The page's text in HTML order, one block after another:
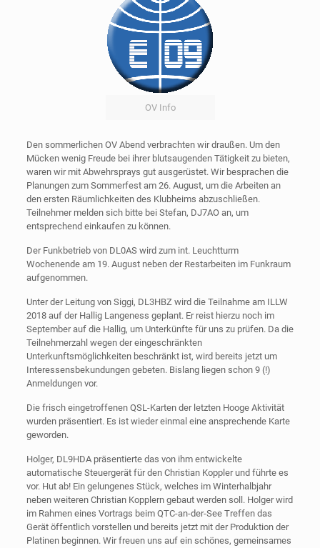
OV Info
Den sommerlichen OV Abend verbrachten wir draußen. Um den
Mücken wenig Freude bei ihrer blutsaugenden Tätigkeit zu bieten,
waren wir mit Abwehrsprays gut ausgerüstet. Wir besprachen die
Planungen zum Sommerfest am 26. August, um die Arbeiten an
den ersten Räumlichkeiten des Klubheims abzuschließen.
Teilnehmer melden sich bitte bei Stefan, DJ7AO an, um
entsprechend einkaufen zu können.
Der Funkbetrieb von DL0AS wird zum int. Leuchtturm
Wochenende am 19. August neben der Restarbeiten im Funkraum
aufgenommen.
Unter der Leitung von Siggi, DL3HBZ wird die Teilnahme am ILLW
2018 auf der Hallig Langeness geplant. Er reist hierzu noch im
September auf die Hallig, um Unterkünfte für uns zu prüfen. Da die
Teilnehmerzahl wegen der eingeschränkten
Unterkunftsmöglichkeiten beschränkt ist, wird bereits jetzt um
Interessensbekundungen gebeten. Bislang liegen schon 9 (!)
Anmeldungen vor.
Die frisch eingetroffenen QSL-Karten der letzten Hooge Aktivität
wurden präsentiert. Es ist wieder einmal eine ansprechende Karte
geworden.
Holger, DL9HDA präsentierte das von ihm entwickelte
automatische Steuergerät für den Christian Koppler und führte es
vor. Hut ab! Ein gelungenes Stück, welches im Winterhalbjahr
neben weiteren Christian Kopplern gebaut werden soll. Holger wird
im Rahmen eines Vortrags beim QTC-an-der-See Treffen das
Gerät öffentlich vorstellen und bereits jetzt mit der Produktion der
Platinen beginnen. Wir freuen uns auf ein schönes, gemeinsames